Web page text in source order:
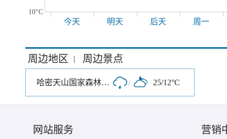
10°C
今天 明天 后天 周一
周边地区 | 周边景点
哈密天山国家森林公园寒气沟景区 / 25/12°C
网站服务 营销